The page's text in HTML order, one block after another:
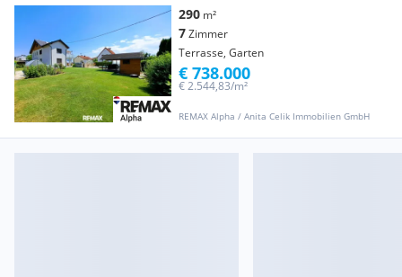
Freundesbünde u.Ä. - Neuzeug
290 m²
7Zimmer
Terrasse, Garten
REMAX Alpha / Anita Celik Immobilien GmbH
€ 2.544,83/m²
€ 738.000